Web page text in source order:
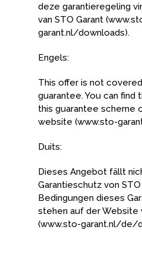
deze garantieregeling
van STO Garant
garant.nl/downloads).
Engels:
This offer is not
guarantee. You can find
this guarantee scheme
website (www.sto-
Duits:
Dieses Angebot fällt
Garantieschutz von STO
Bedingungen dieses
stehen auf der Website
(www.sto-garant.nl/de/